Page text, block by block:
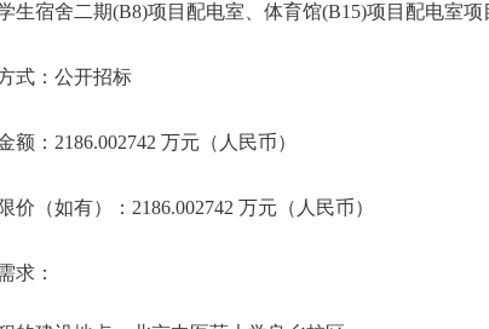
生宿舍二期(B8)项目配电室、体育馆(B15)项目配电室项
式：公开招标
额：2186.002742 万元（人民币）
价（如有）：2186.002742 万元（人民币）
求：